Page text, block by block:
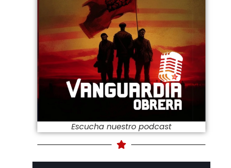
Escucha nuestro podcast